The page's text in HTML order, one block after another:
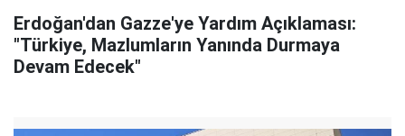
Erdoğan'dan Gazze'ye Yardım Açıklaması:
"Türkiye, Mazlumların Yanında Durmaya
Devam Edecek"